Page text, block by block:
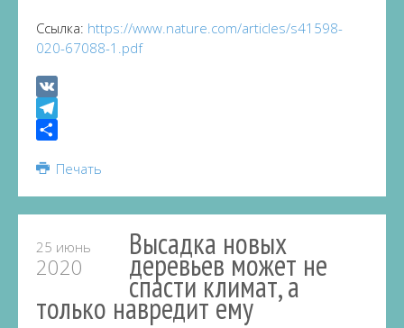
Ссылка: https://www.nature.com/articles/s41598-
020-67088-1.pdf
VK
Telegram
Печать
25 июнь
2020
Высадка новых
деревьев может не
спасти климат, а
только навредит ему